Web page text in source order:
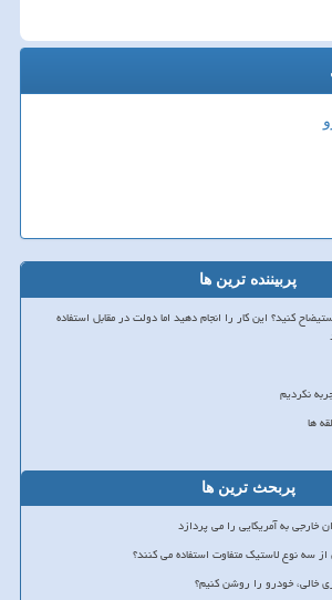
پربیننده ترین ها
کنید؟ این کار را انجام دهید اما دولت در مقابل استفاده
نکردیم
ها
پربحث ترین ها
خارجی به آمریکایی را می پردازد
سه نوع لاستیک متفاوت استفاده می کنند؟
خالی، خودرو را روشن کنیم؟